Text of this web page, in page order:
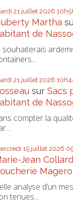
21 juillet 2026
Martha
de
souhaiterais
21 juillet 2026
surSacs
de
compter la
15 juillet 2026
Jean Collard
analyse d’un
tenues...